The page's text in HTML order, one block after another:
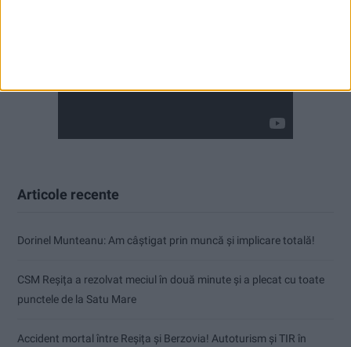
Articole recente
Dorinel Munteanu: Am câștigat prin muncă și implicare totală!
CSM Reșița a rezolvat meciul în două minute și a plecat cu toate
punctele de la Satu Mare
Accident mortal între Reșița și Berzovia! Autoturism și TIR în